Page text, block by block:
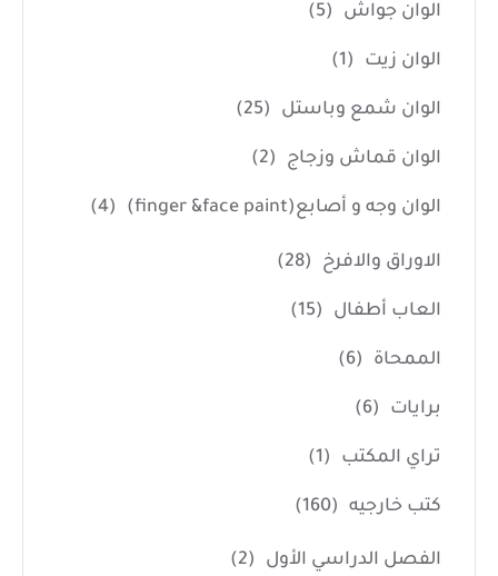
الوان جواش (5)
الوان زيت (1)
الوان شمع وباستل (25)
الوان قماش وزجاج (2)
الوان وجه و أصابع(finger &face paint) (4)
الاوراق والافرخ (28)
العاب أطفال (15)
الممحاة (6)
برايات (6)
تراي المكتب (1)
كتب خارجيه (160)
الفصل الدراسي الأول (2)